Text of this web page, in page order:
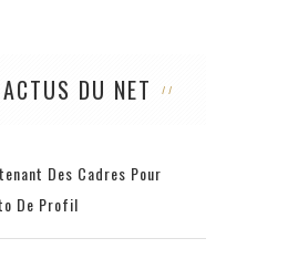
DU NET
Des Cadres Pour
De Profil